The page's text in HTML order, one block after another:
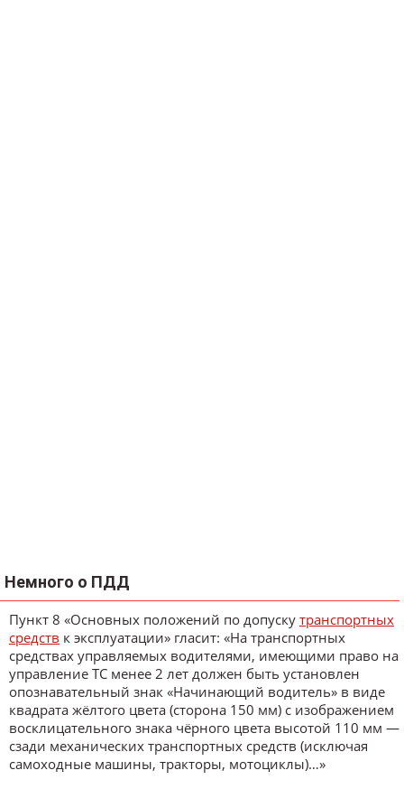
Немного о ПДД
Пункт 8 «Основных положений по допуску транспортных
средств к эксплуатации» гласит: «На транспортных
средствах управляемых водителями, имеющими право на
управление ТС менее 2 лет должен быть установлен
опознавательный знак «Начинающий водитель» в виде
квадрата жёлтого цвета (сторона 150 мм) с изображением
восклицательного знака чёрного цвета высотой 110 мм —
сзади механических транспортных средств (исключая
самоходные машины, тракторы, мотоциклы)…»